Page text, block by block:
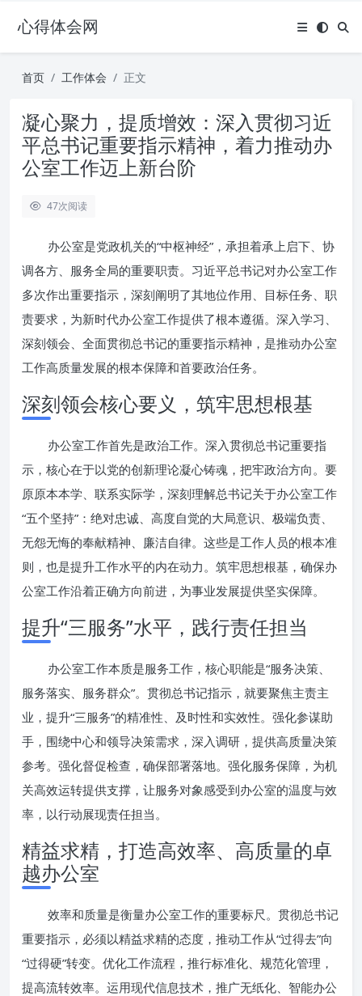
心得体会网
首页 工作体会 正文
凝心聚力，提质增效：深入贯彻习近
平总书记重要指示精神，着力推动办
公室工作迈上新台阶
47次阅读
办公室是党政机关的“中枢神经”，承担着承上启下、协
调各方、服务全局的重要职责。习近平总书记对办公室工作
多次作出重要指示，深刻阐明了其地位作用、目标任务、职
责要求，为新时代办公室工作提供了根本遵循。深入学习、
深刻领会、全面贯彻总书记的重要指示精神，是推动办公室
工作高质量发展的根本保障和首要政治任务。
深刻领会核心要义，筑牢思想根基
办公室工作首先是政治工作。深入贯彻总书记重要指
示，核心在于以党的创新理论凝心铸魂，把牢政治方向。要
原原本本学、联系实际学，深刻理解总书记关于办公室工作
“五个坚持”：绝对忠诚、高度自觉的大局意识、极端负责、
无怨无悔的奉献精神、廉洁自律。这些是工作人员的根本准
则，也是提升工作水平的内在动力。筑牢思想根基，确保办
公室工作沿着正确方向前进，为事业发展提供坚实保障。
提升“三服务”水平，践行责任担当
办公室工作本质是服务工作，核心职能是“服务决策、
服务落实、服务群众”。贯彻总书记指示，就要聚焦主责主
业，提升“三服务”的精准性、及时性和实效性。强化参谋助
手，围绕中心和领导决策需求，深入调研，提供高质量决策
参考。强化督促检查，确保部署落地。强化服务保障，为机
关高效运转提供支撑，让服务对象感受到办公室的温度与效
率，以行动展现责任担当。
精益求精，打造高效率、高质量的卓
越办公室
效率和质量是衡量办公室工作的重要标尺。贯彻总书记
重要指示，必须以精益求精的态度，推动工作从“过得去”向
“过得硬”转变。优化工作流程，推行标准化、规范化管理，
提高流转效率。运用现代信息技术，推广无纸化、智能办公